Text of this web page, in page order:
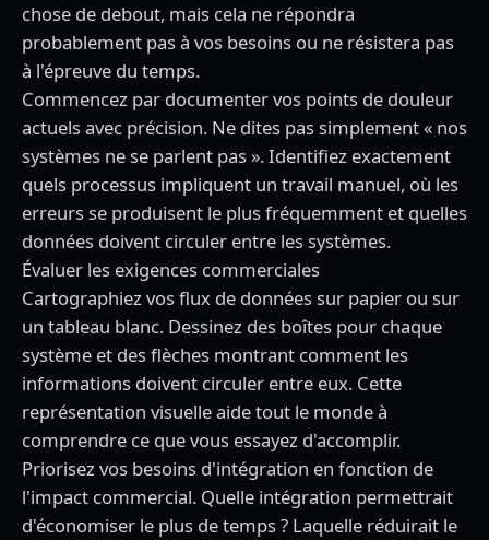
chose de debout, mais cela ne répondra
probablement pas à vos besoins ou ne résistera pas
à l'épreuve du temps.
Commencez par documenter vos points de douleur
actuels avec précision. Ne dites pas simplement « nos
systèmes ne se parlent pas ». Identifiez exactement
quels processus impliquent un travail manuel, où les
erreurs se produisent le plus fréquemment et quelles
données doivent circuler entre les systèmes.
Évaluer les exigences commerciales
Cartographiez vos flux de données sur papier ou sur
un tableau blanc. Dessinez des boîtes pour chaque
système et des flèches montrant comment les
informations doivent circuler entre eux. Cette
représentation visuelle aide tout le monde à
comprendre ce que vous essayez d'accomplir.
Priorisez vos besoins d'intégration en fonction de
l'impact commercial. Quelle intégration permettrait
d'économiser le plus de temps ? Laquelle réduirait le